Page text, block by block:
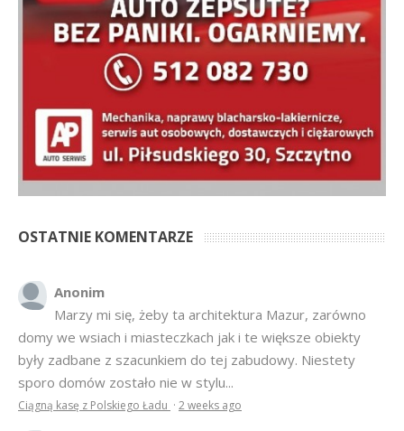
OSTATNIE KOMENTARZE
Anonim
Marzy mi się, żeby ta architektura Mazur, zarówno
domy we wsiach i miasteczkach jak i te większe obiekty
były zadbane z szacunkiem do tej zabudowy. Niestety
sporo domów zostało nie w stylu...
Ciągną kasę z Polskiego Ładu · 2 weeks ago